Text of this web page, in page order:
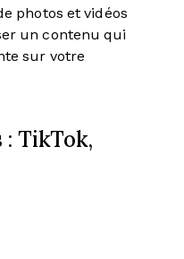
photos et vidéos
un contenu qui
sur votre
: TikTok,